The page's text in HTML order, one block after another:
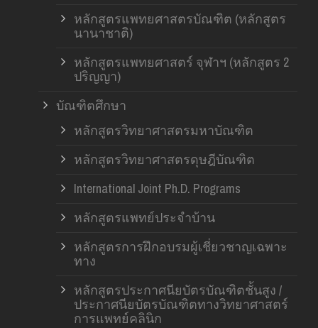
หลักสูตรแพทยศาสตรบัณฑิต (หลักสูตร
นานาชาติ)
หลักสูตรแพทยศาสตร์ จุฬาฯ (หลักสูตร 2
ปริญญา)
บัณฑิตศึกษา
หลักสูตรวิทยาศาสตรมหาบัณฑิต
หลักสูตรวิทยาศาสตรดุษฎีบัณฑิต
International Joint Ph.D. Programs
หลักสูตรแพทย์ประจำบ้าน
หลักสูตรการฝึกอบรมผู้เชี่ยวชาญเฉพาะ
ทาง
หลักสูตรประกาศนียบัตรบัณฑิตชั้นสูง /
ประกาศนียบัตรบัณฑิตทางวิทยาศาสตร์
การแพทย์คลินิก